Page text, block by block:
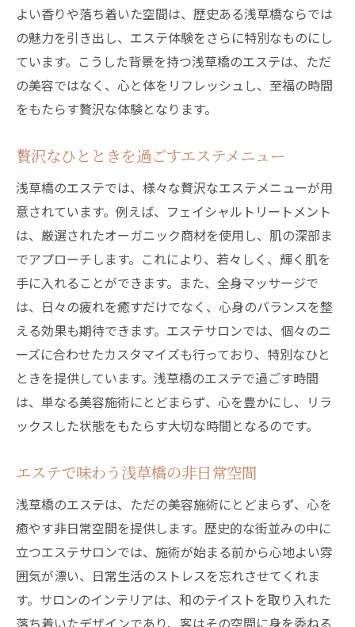
よい香りや落ち着いた空間は、歴史ある浅草橋ならでは
の魅力を引き出し、エステ体験をさらに特別なものにし
ています。こうした背景を持つ浅草橋のエステは、ただ
の美容ではなく、心と体をリフレッシュし、至福の時間
をもたらす贅沢な体験となります。
贅沢なひとときを過ごすエステメニュー
浅草橋のエステでは、様々な贅沢なエステメニューが用
意されています。例えば、フェイシャルトリートメント
は、厳選されたオーガニック商材を使用し、肌の深部ま
でアプローチします。これにより、若々しく、輝く肌を
手に入れることができます。また、全身マッサージで
は、日々の疲れを癒すだけでなく、心身のバランスを整
える効果も期待できます。エステサロンでは、個々のニ
ーズに合わせたカスタマイズも行っており、特別なひと
ときを提供しています。浅草橋のエステで過ごす時間
は、単なる美容施術にとどまらず、心を豊かにし、リラ
ックスした状態をもたらす大切な時間となるのです。
エステで味わう浅草橋の非日常空間
浅草橋のエステは、ただの美容施術にとどまらず、心を
癒やす非日常空間を提供します。歴史的な街並みの中に
立つエステサロンでは、施術が始まる前から心地よい雰
囲気が漂い、日常生活のストレスを忘れさせてくれま
す。サロンのインテリアは、和のテイストを取り入れた
落ち着いたデザインであり、客はその空間に身を委ねる